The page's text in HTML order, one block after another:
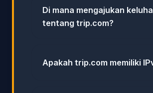
Di mana mengajukan
tentang trip.com?
Apakah trip.com memiliki